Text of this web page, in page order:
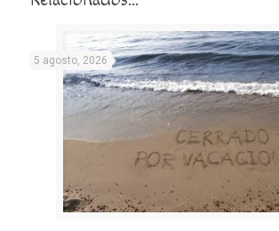
5 agosto, 2026